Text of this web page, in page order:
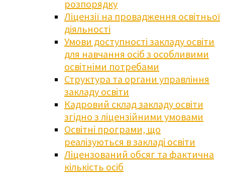
розпорядку
Ліцензії на провадження освітньої
діяльності
Умови доступності закладу освіти
для навчання осіб з особливими
освітніми потребами
Структура та органи управління
закладу освіти
Кадровий склад закладу освіти
згідно з ліцензійними умовами
Освітні програми, що
реалізуються в закладі освіти
Ліцензований обсяг та фактична
кількість осіб